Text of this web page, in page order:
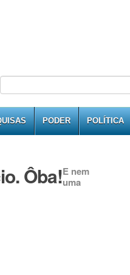
PODER POLÍTICA
Ôba!E nem
uma